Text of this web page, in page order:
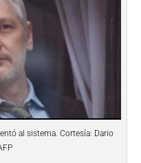
al sistema. Cortesía: Dario